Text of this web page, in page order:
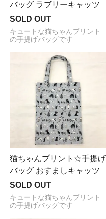
バッグ ラブリーキャッツ
SOLD OUT
キュートな猫ちゃんプリント
の手提げバッグです
猫ちゃんプリント☆手提げ
バッグ おすましキャッツ
SOLD OUT
キュートな猫ちゃんプリント
の手提げバッグです